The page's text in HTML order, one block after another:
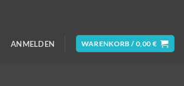
ANMELDEN WARENKORB / 0,00 €